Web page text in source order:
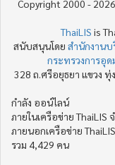
Copyright 2000 -
ThaiLIS is
สนับสนุนโดย สำนักงาน
กระทรวงการอุ
328 ถ.ศรีอยุธยา แขวง ทุ่
กำลัง ออน์ไลน์
ภายในเครือข่าย ThaiLIS
ภายนอกเครือข่าย
รวม 4,429 คน